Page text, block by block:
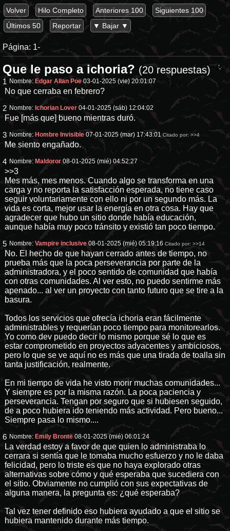
Volver Hilo Completo Anteriores 100
Siguientes 100
Últimos 50
Reportar ▼ Bajar ▼
Página: 1-
Que le paso a ichoria? (20 respuestas)
1 Nombre: Edgar Allan Poe 03-01-2025 (vie) 20:01:07
No que cerraba en febrero?
2 Nombre: Ichorian Lover 04-01-2025 (sáb) 12:04:02
Fue [más que] bueno mientras duró.
3 Nombre: Hombre Invisible 07-01-2025 (mar) 17:43:01 Citado por:>>4
Me siento engañado.
4 Nombre: Maldoror 08-01-2025 (mié) 04:52:27
>>3
Mes más, mes menos. Cuando algo se transforma en una
carga y no reporta la satisfacción esperada, no tiene caso
seguir voluntariamente con ello ni por un segundo más. La
vida es corta, mejor usar la energía en otra cosa. Hay que
agradecer que hubo un sitio donde había educación,
aunque había muy poco tránsito y existió tan poco tiempo.
5 Nombre:Vampire inclusive 08-01-2025 (mié) 05:19:16 Citado por:>>14
No. El hecho de que hayan cerrado antes de tiempo, no
prueba más que la poca perseverancia por parte de la
administradora, y el poco sentido de comunidad que había
con otras comunidades. Al ver esto, no puedo sentirme más
apenado... al ver un proyecto con tanto futuro que se tire a la
basura.
Todos los servicios que ofrecía ichoria eran fácilmente
administrables y requerían poco tiempo para monitorearlos.
Yo como dev puedo decir lo mismo porque sé lo que es
estar comprometido en proyectos adyacentes y ambiciosos,
pero lo que se ve aquí no es más que una tirada de toalla sin
tanta justificación, realmente.
En mi tiempo de vida he visto morir muchas comunidades...
Y siempre es por la misma razón. La poca paciencia y
perseverancia. Tengan por seguro que si hubiesen seguido,
de a poco hubiera ido teniendo más actividad. Pero bueno...
Siempre pasa lo mismo....
6 Nombre: Emily Brontë 08-01-2025 (mié) 06:01:24
La verdad estoy a favor de que quien lo administraba lo
cerrara si sentía que le tomaba mucho esfuerzo y no le daba
felicidad, pero lo triste es que no haya explorado otras
alternativas sobre cómo y qué esperaba que sucediera con
el sitio. Obviamente no cumplió con sus expectativas de
alguna manera, la pregunta es: ¿qué esperaba?
Tal vez tener definido eso hubiera ayudado a que el sitio se
hubiera mantenido durante más tiempo.